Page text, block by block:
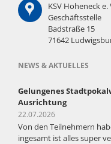
KSV Hoheneck e.
Geschäftsstelle
Badstraße 15
71642
NEWS & AKTUELLES
Gelungenes
Ausrichtung
22.07.2026
Von den Teilnehmern
ingesamt ist alles super